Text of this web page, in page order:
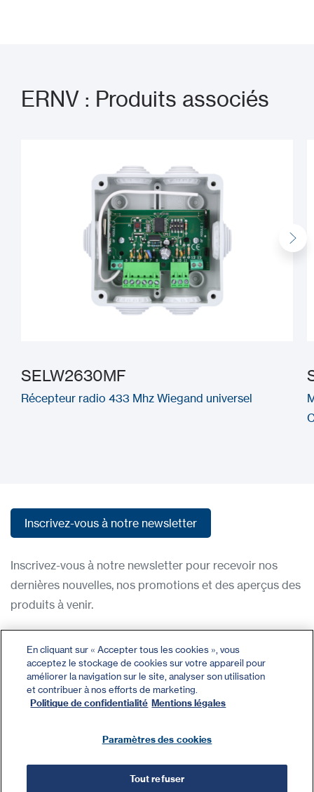
ERNV : Produits associés
SELW2630MF
Récepteur radio 433 Mhz Wiegand universel
Inscrivez-vous à notre newsletter
Inscrivez-vous à notre newsletter pour recevoir nos
dernières nouvelles, nos promotions et des aperçus des
produits à venir.
Condititions d'utilisation
Politique de confidentialité
Nous contacter
Se connecter
En cliquant sur « Accepter tous les cookies », vous
acceptez le stockage de cookies sur votre appareil pour
améliorer la navigation sur le site, analyser son utilisation
et contribuer à nos efforts de marketing.
Politique de confidentialité Mentions légales
Paramètres des cookies
Tout refuser